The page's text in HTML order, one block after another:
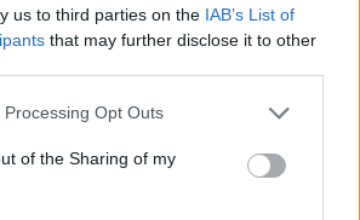
us to third parties on the IAB’s List of
that may further disclose it to other
website/app uses one or more Google
or usage behaviour. You may click to
to Google and its third-party tags to
specified purposes in below Google
Opt Outs
of the Sharing of my
viharkár
24.